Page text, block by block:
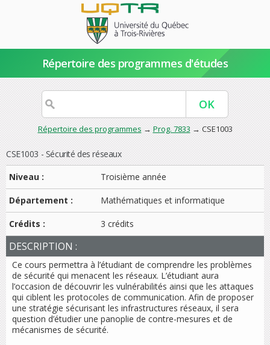
Répertoire des programmes d'études
Répertoire des programmes → Prog. 7833 → CSE1003
CSE1003 - Sécurité des réseaux
Niveau :
Troisième année
Département : Mathématiques et informatique
Crédits : 3 crédits
DESCRIPTION :
Ce cours permettra à l’étudiant de comprendre les problèmes
de sécurité qui menacent les réseaux. L’étudiant aura
l’occasion de découvrir les vulnérabilités ainsi que les attaques
qui ciblent les protocoles de communication. Afin de proposer
une stratégie sécurisant les infrastructures réseaux, il sera
question d’étudier une panoplie de contre-mesures et de
mécanismes de sécurité.